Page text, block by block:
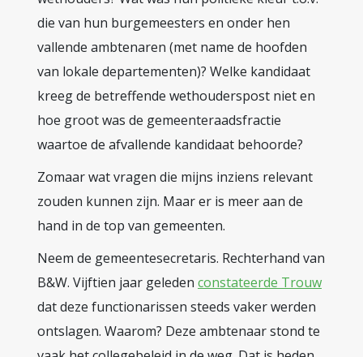
die van hun burgemeesters en onder hen
vallende ambtenaren (met name de hoofden
van lokale departementen)? Welke kandidaat
kreeg de betreffende wethouderspost niet en
hoe groot was de gemeenteraadsfractie
waartoe de afvallende kandidaat behoorde?
Zomaar wat vragen die mijns inziens relevant
zouden kunnen zijn. Maar er is meer aan de
hand in de top van gemeenten.
Neem de gemeentesecretaris. Rechterhand van
B&W. Vijftien jaar geleden constateerde Trouw
dat deze functionarissen steeds vaker werden
ontslagen. Waarom? Deze ambtenaar stond te